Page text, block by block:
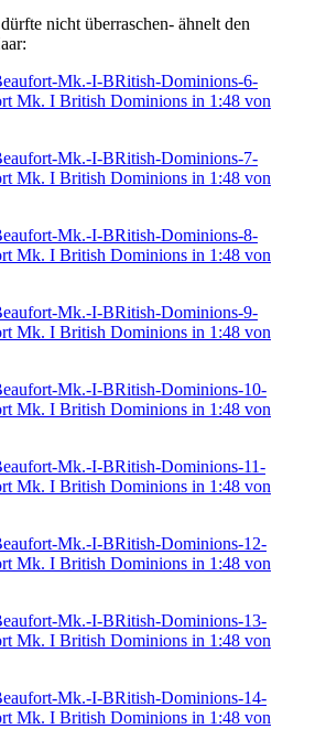
nicht überraschen- ähnelt den